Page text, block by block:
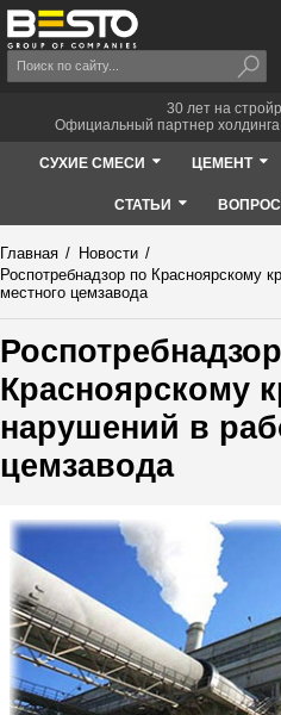
30 лет на
Официальный партнер холдинга
СУХИЕ СМЕСИ ЦЕМЕНТ
СТАТЬИ
Главная / Новости /
Роспотребнадзор по Красноярскому
местного цемзавода
Красноярскому
нарушений в
цемзавода